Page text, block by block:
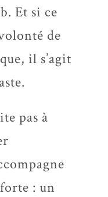
Et si ce
de
il s’agit
pas à
: un